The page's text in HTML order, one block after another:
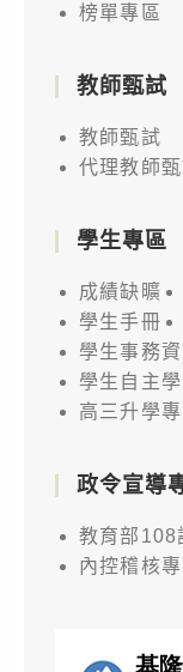
榜單專區
教師甄試
教師甄試
代理教師
學生專區
成績缺曠
學生手冊
學生事務
學生自主
高三升學專
政令宣導
教育部108
內控稽核專